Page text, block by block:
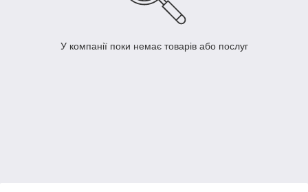
У компанії поки немає товарів або послуг